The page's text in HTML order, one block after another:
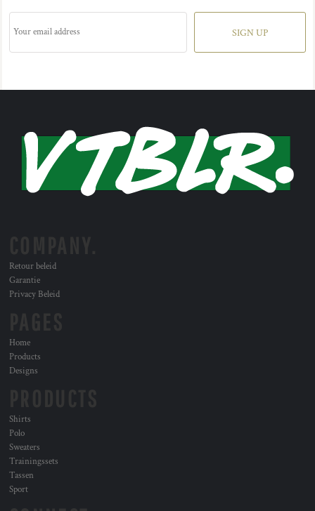
SIGN UP
Retour beleid
Garantie
Privacy Beleid
Home
Products
Designs
Shirts
Polo
Sweaters
Trainingssets
Tassen
Sport